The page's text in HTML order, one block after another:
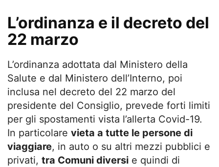
L’ordinanza e il decreto del
22 marzo
L’ordinanza adottata dal Ministero della
Salute e dal Ministero dell’Interno, poi
inclusa nel decreto del 22 marzo del
presidente del Consiglio, prevede forti limiti
per gli spostamenti vista l’allerta Covid-19.
In particolare vieta a tutte le persone di
viaggiare, in auto o su altri mezzi pubblici e
privati, tra Comuni diversi e quindi di